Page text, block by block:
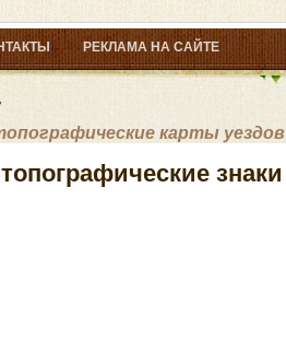
РЕКЛАМА НА САЙТЕ
карты
знаки